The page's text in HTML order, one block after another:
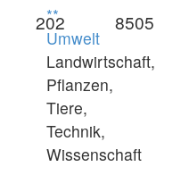
**
Umwelt
Landwirtschaft,
Pflanzen,
Tiere,
Technik,
Wissenschaft
202 8505